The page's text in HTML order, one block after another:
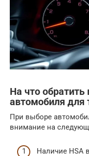
На что
автомобиля для
При выборе
внимание на
Наличие HSA